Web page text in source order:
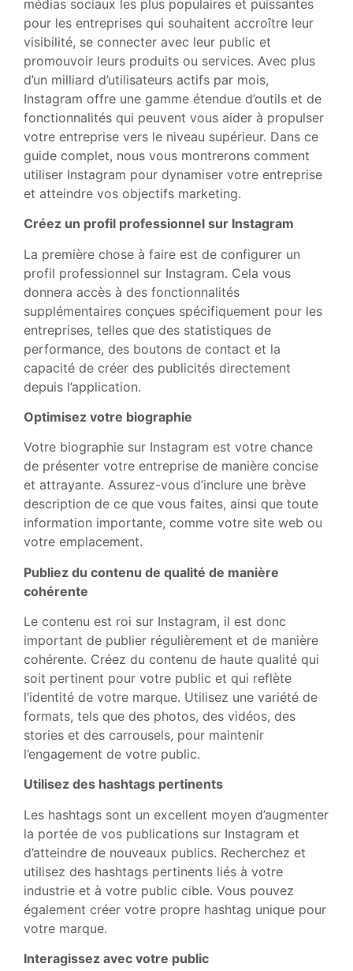
médias sociaux les plus populaires et puissantes
pour les entreprises qui souhaitent accroître leur
visibilité, se connecter avec leur public et
promouvoir leurs produits ou services. Avec plus
d’un milliard d’utilisateurs actifs par mois,
Instagram offre une gamme étendue d’outils et de
fonctionnalités qui peuvent vous aider à propulser
votre entreprise vers le niveau supérieur. Dans ce
guide complet, nous vous montrerons comment
utiliser Instagram pour dynamiser votre entreprise
et atteindre vos objectifs marketing.
Créez un profil professionnel sur Instagram
La première chose à faire est de configurer un
profil professionnel sur Instagram. Cela vous
donnera accès à des fonctionnalités
supplémentaires conçues spécifiquement pour les
entreprises, telles que des statistiques de
performance, des boutons de contact et la
capacité de créer des publicités directement
depuis l’application.
Optimisez votre biographie
Votre biographie sur Instagram est votre chance
de présenter votre entreprise de manière concise
et attrayante. Assurez-vous d’inclure une brève
description de ce que vous faites, ainsi que toute
information importante, comme votre site web ou
votre emplacement.
Publiez du contenu de qualité de manière
cohérente
Le contenu est roi sur Instagram, il est donc
important de publier régulièrement et de manière
cohérente. Créez du contenu de haute qualité qui
soit pertinent pour votre public et qui reflète
l’identité de votre marque. Utilisez une variété de
formats, tels que des photos, des vidéos, des
stories et des carrousels, pour maintenir
l’engagement de votre public.
Utilisez des hashtags pertinents
Les hashtags sont un excellent moyen d’augmenter
la portée de vos publications sur Instagram et
d’atteindre de nouveaux publics. Recherchez et
utilisez des hashtags pertinents liés à votre
industrie et à votre public cible. Vous pouvez
également créer votre propre hashtag unique pour
votre marque.
Interagissez avec votre public